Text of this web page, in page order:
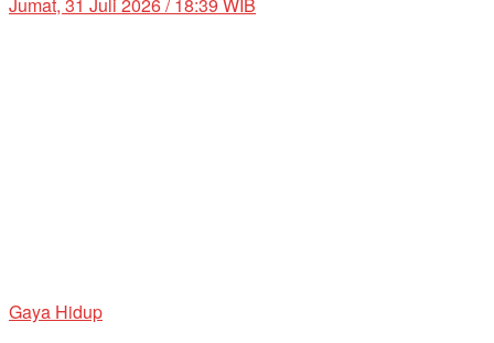
Jumat, 31 Juli 2026 / 18:39 WIB
Gaya Hidup